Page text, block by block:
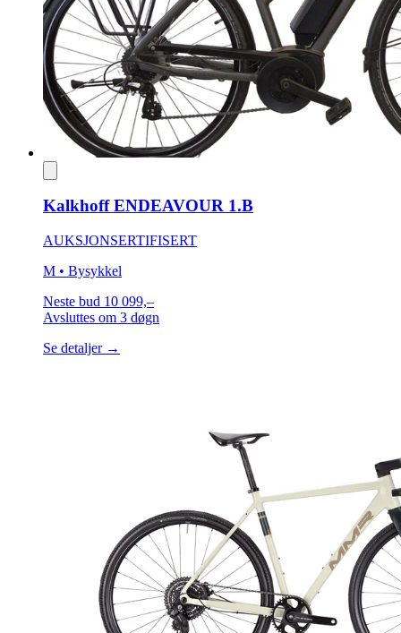
Kalkhoff ENDEAVOUR 1.B
AUKSJONSERTIFISERT
M • Bysykkel
Neste bud 10 099,–
Avsluttes om 3 døgn
Se detaljer →